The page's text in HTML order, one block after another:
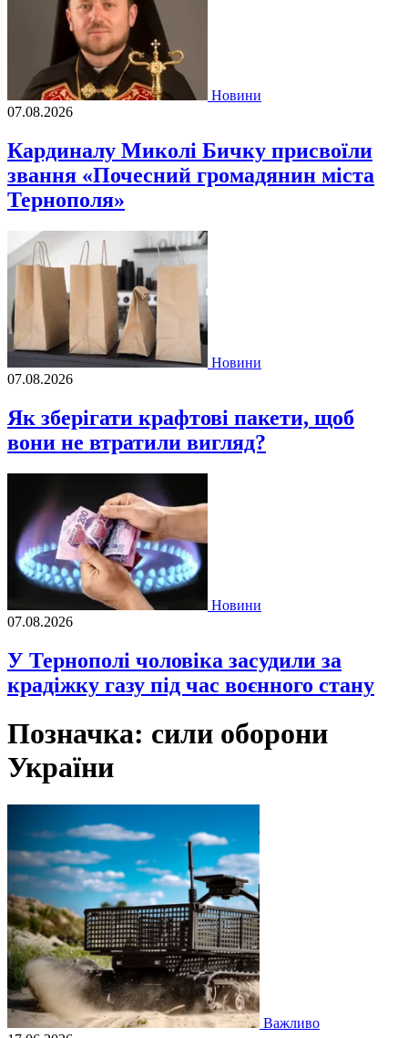
Новини
07.08.2026
Кардиналу Миколі Бичку присвоїли
звання «Почесний громадянин міста
Тернополя»
Новини
07.08.2026
Як зберігати крафтові пакети, щоб
вони не втратили вигляд?
Новини
07.08.2026
У Тернополі чоловіка засудили за
крадіжку газу під час воєнного стану
Позначка: сили оборони
України
Важливо